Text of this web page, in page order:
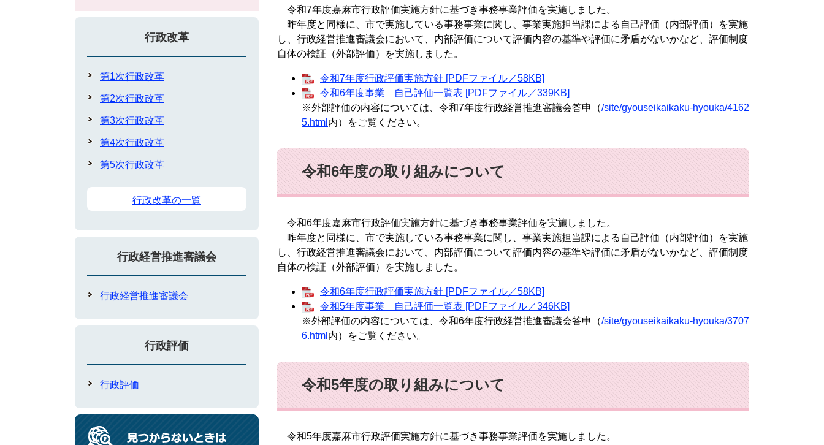
令和7年度嘉麻市行政評価実施方針に基づき事務事業評価を実施しました。
昨年度と同様に、市で実施している事務事業に関し、事業実施担当課による自己評価（内部評価）を実施
し、行政経営推進審議会において、内部評価について評価内容の基準や評価に矛盾がないかなど、評価制度
自体の検証（外部評価）を実施しました。
令和7年度行政評価実施方針 [PDFファイル／58KB]
令和6年度事業 自己評価一覧表 [PDFファイル／339KB]
※外部評価の内容については、令和7年度行政経営推進審議会答申（/site/gyouseikaikaku-hyouka/4162
5.html 内）をご覧ください。
令和6年度の取り組みについて
令和6年度嘉麻市行政評価実施方針に基づき事務事業評価を実施しました。
昨年度と同様に、市で実施している事務事業に関し、事業実施担当課による自己評価（内部評価）を実施
し、行政経営推進審議会において、内部評価について評価内容の基準や評価に矛盾がないかなど、評価制度
自体の検証（外部評価）を実施しました。
令和6年度行政評価実施方針 [PDFファイル／58KB]
令和5年度事業 自己評価一覧表 [PDFファイル／346KB]
※外部評価の内容については、令和6年度行政経営推進審議会答申（/site/gyouseikaikaku-hyouka/3707
6.html 内）をご覧ください。
令和5年度の取り組みについて
令和5年度嘉麻市行政評価実施方針に基づき事務事業評価を実施しました。
行政改革
第1次行政改革
第2次行政改革
第3次行政改革
第4次行政改革
第5次行政改革
行政改革の一覧
行政経営推進審議会
行政経営推進審議会
行政評価
行政評価